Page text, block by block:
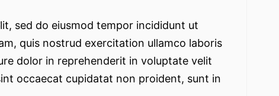
sed do eiusmod tempor incididunt ut
quis nostrud exercitation ullamco laboris
dolor in reprehenderit in voluptate velit
occaecat cupidatat non proident, sunt in